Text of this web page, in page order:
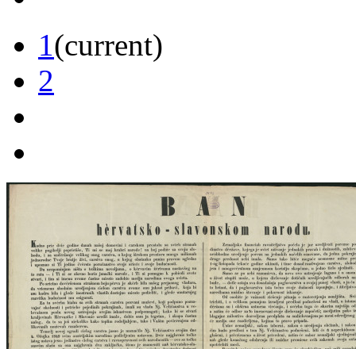
1(current)
2